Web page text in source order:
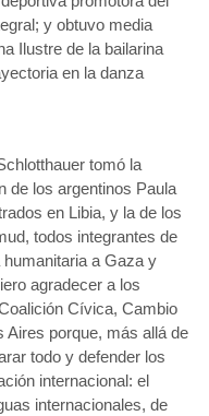
y obtuvo media
Ilustre de la bailarina
en la danza
tomó la
de los argentinos Paula
en Libia, y la de los
todos integrantes de
a Gaza y
agradecer a los
Cívica, Cambio
Aires porque, más allá de
todo y defender los
internacional: el
internacionales, de